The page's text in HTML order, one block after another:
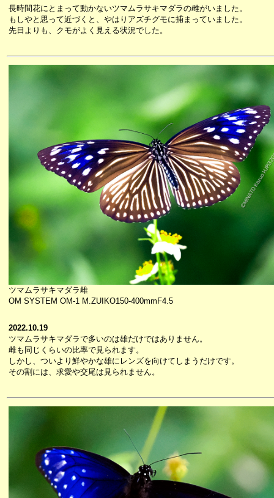
長時間花にとまって動かないツマムラサキマダラの雌がいました。
もしやと思って近づくと、やはりアズチグモに捕まっていました。
先日よりも、クモがよく見える状況でした。
ツマムラサキマダラ雌
OM SYSTEM OM-1 M.ZUIKO150-400mmF4.5
2022.10.19
ツマムラサキマダラで多いのは雄だけではありません。
雌も同じくらいの比率で見られます。
しかし、ついより鮮やかな雄にレンズを向けてしまうだけです。
その割には、求愛や交尾は見られません。